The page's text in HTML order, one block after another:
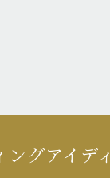
グアイデ